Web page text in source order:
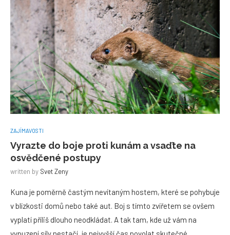
ZAJÍMAVOSTI
Vyrazte do boje proti kunám a vsaďte na
osvědčené postupy
written by Svet Zeny
Kuna je poměrně častým nevítaným hostem, které se pohybuje
v blízkosti domů nebo také aut. Boj s tímto zvířetem se ovšem
vyplatí příliš dlouho neodkládat. A tak tam, kde už vám na